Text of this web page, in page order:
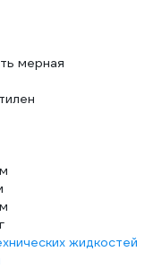
мерная
жидкостей